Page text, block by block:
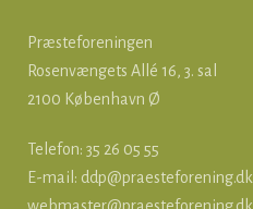
Præsteforeningen
Rosenvængets Allé 16, 3. sal
2100 København Ø
Telefon: 35 26 05 55
E-mail: ddp@praesteforening.dk